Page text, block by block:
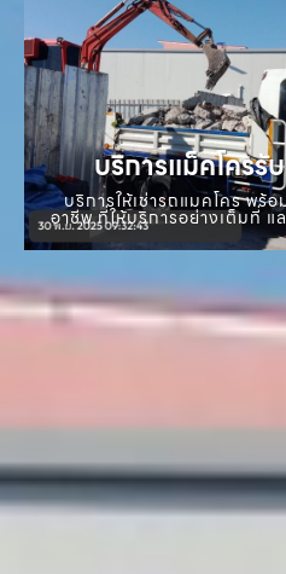
บริการแม็คโครรั
บริการให้เช่ารถแมคโคร พร้
อาชีพ ที่ให้บริการอย่างเต็มที่